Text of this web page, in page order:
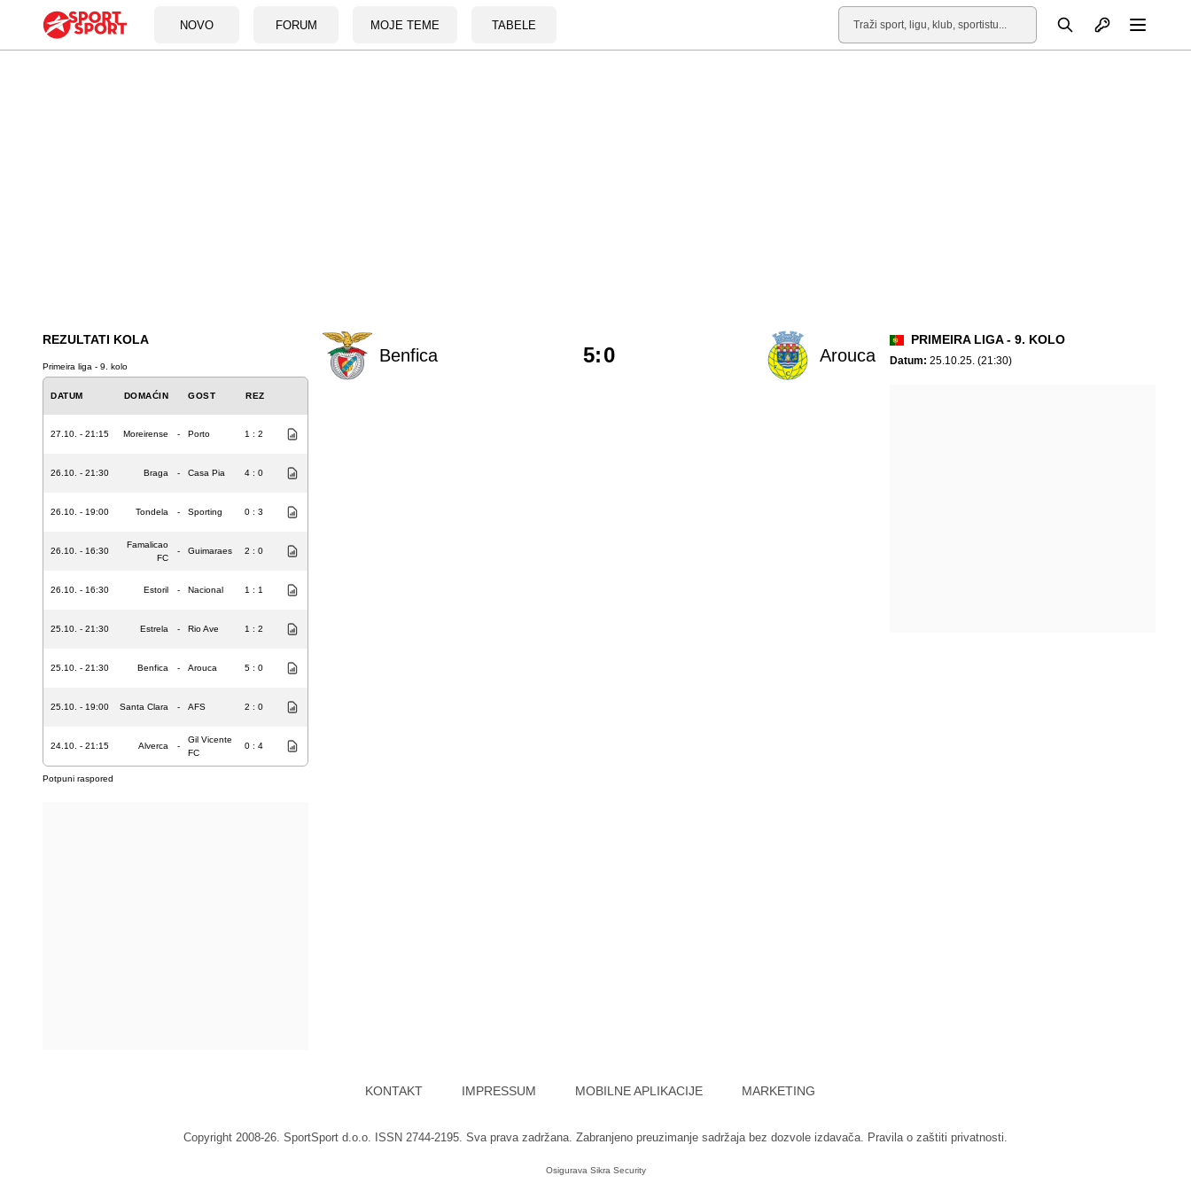
NOVO FORUM MOJE TEME TABELE
Pretraga Otvori profil
REZULTATI KOLA
Primeira liga - 9. kolo
DATUM DOMAĆIN GOST REZ
27.10. - 21:15 Moreirense - Porto 1 : 2
26.10. - 21:30 Braga - Casa Pia 4 : 0
26.10. - 19:00 Tondela - Sporting 0 : 3
26.10. - 16:30
Famalicao
FC
- Guimaraes 2 : 0
26.10. - 16:30 Estoril - Nacional 1 : 1
25.10. - 21:30 Estrela - Rio Ave 1 : 2
25.10. - 21:30 Benfica - Arouca 5 : 0
25.10. - 19:00 Santa Clara - AFS 2 : 0
24.10. - 21:15 Alverca -
Gil Vicente
FC
0 : 4
Potpuni raspored
Benfica Arouca
5:0
PRIMEIRA LIGA - 9. KOLO
Datum: 25.10.25. (21:30)
KONTAKT IMPRESSUM MOBILNE APLIKACIJE MARKETING
Copyright 2008-26. SportSport d.o.o. ISSN 2744-2195. Sva prava zadržana. Zabranjeno preuzimanje sadržaja bez dozvole izdavača. Pravila o zaštiti privatnosti.
Osigurava Sikra Security